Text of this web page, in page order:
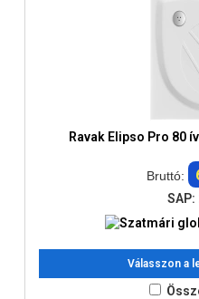
Ravak Elipso Pro 80
Bruttó:
SAP:
Válasszon a